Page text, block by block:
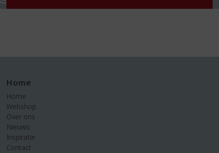
Home
Home
Webshop
Over ons
Nieuws
Inspiratie
Contact